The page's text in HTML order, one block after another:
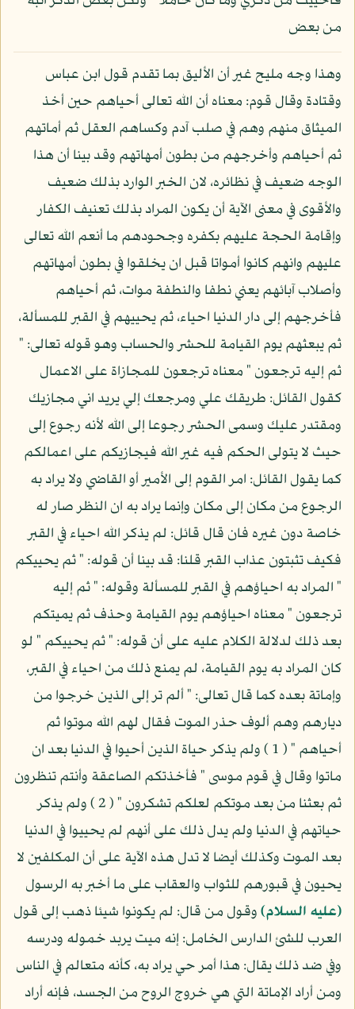
من بعض
وهذا وجه مليح غير أن الأليق بما تقدم قول ابن عباس
وقتادة وقال قوم: معناه أن الله تعالى أحياهم حين أخذ
الميثاق منهم وهم في صلب آدم وكساهم العقل ثم أماتهم
ثم أحياهم وأخرجهم من بطون أمهاتهم وقد بينا أن هذا
الوجه ضعيف في نظائره، لان الخبر الوارد بذلك ضعيف
والأقوى في معنى الآية أن يكون المراد بذلك تعنيف الكفار
وإقامة الحجة عليهم بكفره وجحودهم ما أنعم الله تعالى
عليهم وانهم كانوا أمواتا قبل ان يخلقوا في بطون أمهاتهم
وأصلاب آبائهم يعني نطفا والنطفة موات، ثم أحياهم
فأخرجهم إلى دار الدنيا احياء، ثم يحييهم في القبر للمسألة،
ثم يبعثهم يوم القيامة للحشر والحساب وهو قوله تعالى: "
ثم إليه ترجعون " معناه ترجعون للمجازاة على الاعمال
كقول القائل: طريقك علي ومرجعك إلي يريد اني مجازيك
ومقتدر عليك وسمى الحشر رجوعا إلى الله لأنه رجوع إلى
حيث لا يتولى الحكم فيه غير الله فيجازيكم على اعمالكم
كما يقول القائل: امر القوم إلى الأمير أو القاضي ولا يراد به
الرجوع من مكان إلى مكان وإنما يراد به ان النظر صار له
خاصة دون غيره فان قال قائل: لم يذكر الله احياء في القبر
فكيف تثبتون عذاب القبر قلنا: قد بينا أن قوله: " ثم يحييكم
" المراد به احياؤهم في القبر للمسألة وقوله: " ثم إليه
ترجعون " معناه احياؤهم يوم القيامة وحذف ثم يميتكم
بعد ذلك لدلالة الكلام عليه على أن قوله: " ثم يحييكم " لو
كان المراد به يوم القيامة، لم يمنع ذلك من احياء في القبر،
وإماتة بعده كما قال تعالى: " ألم تر إلى الذين خرجوا من
ديارهم وهم ألوف حذر الموت فقال لهم الله موتوا ثم
أحياهم " ( 1 ) ولم يذكر حياة الذين أحيوا في الدنيا بعد ان
ماتوا وقال في قوم موسى " فأخذتكم الصاعقة وأنتم تنظرون
ثم بعثنا من بعد موتكم لعلكم تشكرون " ( 2 ) ولم يذكر
حياتهم في الدنيا ولم يدل ذلك على أنهم لم يحييوا في الدنيا
بعد الموت وكذلك أيضا لا تدل هذه الآية على أن المكلفين لا
يحيون في قبورهم للثواب والعقاب على ما أخبر به الرسول
(عليه السلام)وقول من قال: لم يكونوا شيئا ذهب إلى قول
العرب للشئ الدارس الخامل: إنه ميت يربد خموله ودرسه
وفي ضد ذلك يقال: هذا أمر حي يراد به، كأنه متعالم في الناس
ومن أراد الإماتة التي هي خروج الروح من الجسد، فإنه أراد